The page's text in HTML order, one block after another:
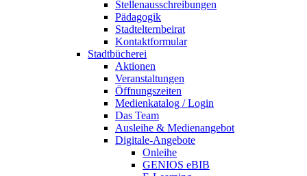
Stellenausschreibungen
Pädagogik
Stadtelternbeirat
Kontaktformular
Stadtbücherei
Aktionen
Veranstaltungen
Öffnungszeiten
Medienkatalog / Login
Das Team
Ausleihe & Medienangebot
Digitale-Angebote
Onleihe
GENIOS eBIB